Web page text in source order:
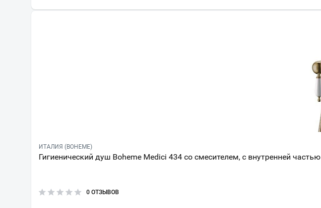
ИТАЛИЯ (BOHEME)
Гигиенический душ Boheme Medici 434 со смесителем, с внутренней частью
0 ОТЗЫВОВ